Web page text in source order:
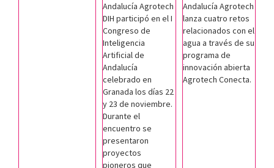
Andalucía Agrotech
DIH participó en el I
Congreso de
Inteligencia
Artificial de
Andalucía
celebrado en
Granada los días 22
y 23 de noviembre.
Durante el
encuentro se
presentaron
proyectos
pioneros que
Andalucía Agrotech
lanza cuatro retos
relacionados con el
agua a través de su
programa de
innovación abierta
Agrotech Conecta.